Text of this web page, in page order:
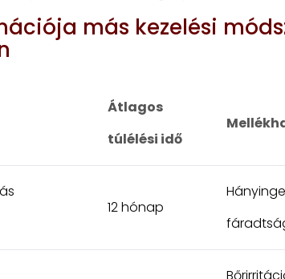
más kezelési
Átlagos
túlélési idő
12 hónap